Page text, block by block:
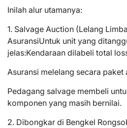
Inilah alur utamanya:
1. Salvage Auction (Lelang
AsuransiUntuk unit yang
jelas:Kendaraan dilabeli total
Asuransi melelang secara paket
Pedagang salvage membeli
komponen yang masih bernilai.
2. Dibongkar di Bengkel